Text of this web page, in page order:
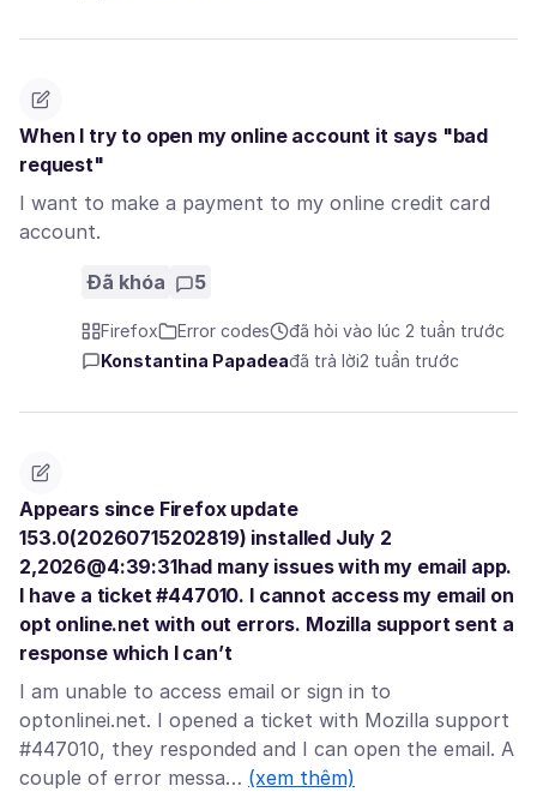
When I try to open my online account it says "bad
request"
I want to make a payment to my online credit card
account.
Đã khóa 5
Firefox Error codes
đã hỏi vào lúc 2 tuần trước
Konstantina Papadeađã trả lời2 tuần trước
Appears since Firefox update
153.0(20260715202819) installed July 2
2,2026@4:39:31had many issues with my email app.
I have a ticket #447010. I cannot access my email on
opt online.net with out errors. Mozilla support sent a
response which I can’t
I am unable to access email or sign in to
optonlinei.net. I opened a ticket with Mozilla support
#447010, they responded and I can open the email. A
couple of error messa… (xem thêm)